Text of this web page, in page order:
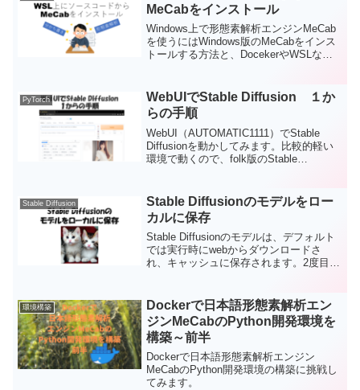
したりして使うアプリがほとんどなの
で、CLIの「黒い画面」を見ると急に難し
く思ってしまうかもしれません。（２年
前の私がそうでした。。。）とはいえ、
ます。ここでは、CLIを使うために知って
おいた方が良い最低限のコマンドを説明
します。
MeCabをインストール
Windows上で形態素解析エンジンMeCab
を使うにはWindows版のMeCabをインス
トールする方法と、DocekerやWSLなど
でソースコードからM...
PyTorch
WebUIでStable Diffusion １か
らの手順
WebUI（AUTOMATIC1111）でStable
Diffusionを動かしてみます。比較的軽い
環境で動くので、folk版のStable
まとめました。
Stable Diffusion
Stable Diffusionのモデルをロー
カルに保存
Stable Diffusionのモデルは、デフォルト
では実行時にwebからダウンロードさ
れ、キャッシュに保存されます。2度目以
用するために、特定の場所に保存する方
法をまとめました。
環境構築
Dockerで日本語形態素解析エン
ジンMeCabのPython開発環境を
構築～前半
Dockerで日本語形態素解析エンジン
MeCabのPython開発環境の構築に挑戦し
てみます。